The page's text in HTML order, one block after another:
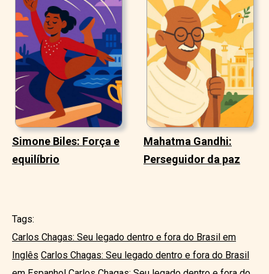
Simone Biles: Força e
equilíbrio
Mahatma Gandhi:
Perseguidor da paz
Tags:
Carlos Chagas: Seu legado dentro e fora do Brasil em
Inglês Carlos Chagas: Seu legado dentro e fora do Brasil